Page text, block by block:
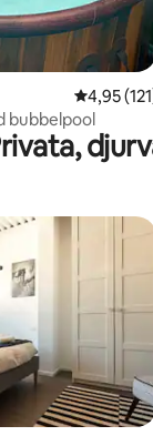
4,95 av 5
4,95
bubbelpool